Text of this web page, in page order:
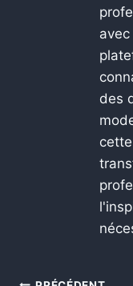
des